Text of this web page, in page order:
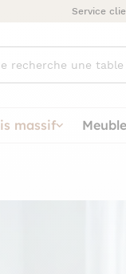
Service
?
massif